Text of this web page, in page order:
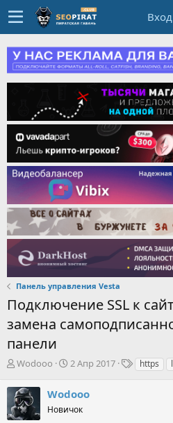
Вход
Панель управления Vesta
Подключение SSL к
замена
панели
А
т
о
р
Wodooo
Д
т
а
н
2 Апр 2017
Т https
Wodooo
Новичок